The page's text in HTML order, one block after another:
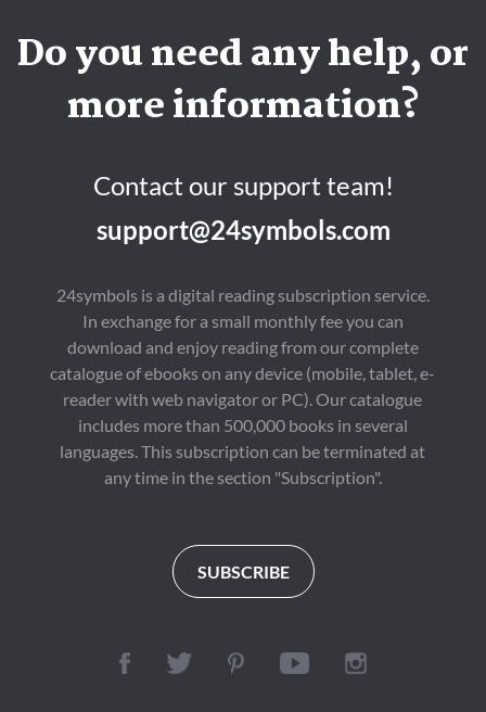
特风格对后世文人及社
会的深刻影响，能为后
供有益的参考。
Author Biography：
明清文学研究所所长。
已出版著作《传统小说
说审美发展史》《中国
文学流派意识的发生和
要期刊发表论文二百余
篇。
如今萬達已走過了30
年，無疑是中國商界一
書探究了萬達快速成長
背後的核心密碼、強勢
業格局、企業文化、未
來方向及其轉型等多方
穎，見解深刻。
Do you need any help, or
more information?
Contact our support team!
support@24symbols.com
24symbols is a digital reading subscription service.
In exchange for a small monthly fee you can
download and enjoy reading from our complete
catalogue of ebooks on any device (mobile, tablet, e-
reader with web navigator or PC). Our catalogue
includes more than 500,000 books in several
languages. This subscription can be terminated at
any time in the section "Subscription".
SUBSCRIBE